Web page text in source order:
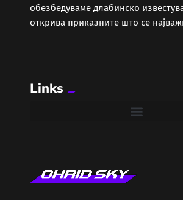
Здравје
Колумни
Лајфстајл
обезбедуваме длабинско
открива приказните што се
Links